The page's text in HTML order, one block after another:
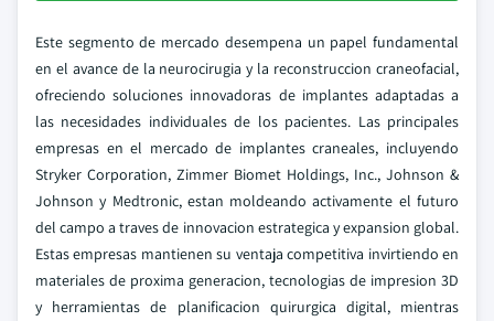
Este segmento de mercado desempena un papel fundamental
en el avance de la neurocirugia y la reconstruccion craneofacial,
ofreciendo soluciones innovadoras de implantes adaptadas a
las necesidades individuales de los pacientes. Las principales
empresas en el mercado de implantes craneales, incluyendo
Stryker Corporation, Zimmer Biomet Holdings, Inc., Johnson &
Johnson y Medtronic, estan moldeando activamente el futuro
del campo a traves de innovacion estrategica y expansion global.
Estas empresas mantienen su ventaja competitiva invirtiendo en
materiales de proxima generacion, tecnologias de impresion 3D
y herramientas de planificacion quirurgica digital, mientras